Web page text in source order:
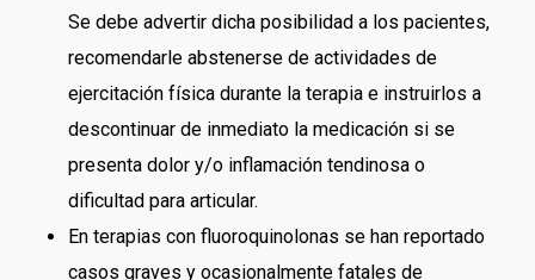
Se debe advertir dicha posibilidad a los pacientes,
recomendarle abstenerse de actividades de
ejercitación física durante la terapia e instruirlos a
descontinuar de inmediato la medicación si se
presenta dolor y/o inflamación tendinosa o
dificultad para articular.
En terapias con fluoroquinolonas se han reportado
casos graves y ocasionalmente fatales de